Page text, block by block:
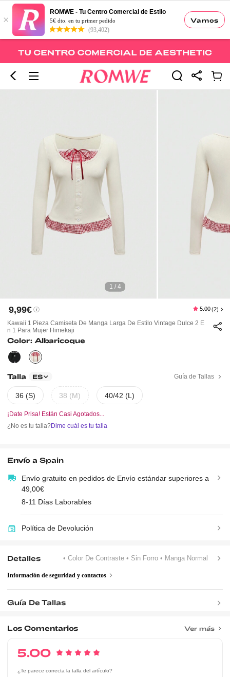
Vamos
×
ROMWE - Tu Centro Comercial de Estilo
5€ dto. en tu primer pedido
(93,402)
1 / 4
9,99€ 5.00 (2)
Kawaii 1 Pieza Camiseta De Manga Larga De Estilo Vintage Dulce 2 E
N 1 Para Mujer Himekaji
Color: Albaricoque
Talla ES Guía de Tallas
36 (S) 38 (M) 40/42 (L)
¡Date Prisa! Están Casi Agotados...
¿No es tu talla?Dime cuál es tu talla
Envío aSpain
Envío gratuito en pedidos de Envío estándar superiores a
49,00€
8-11 Días Laborables
Política de Devolución
Detalles • Color De Contraste• Sin Forro• Manga Normal
Información de seguridad y contactos
Guía De Tallas
Los Comentarios Ver más
5.00
¿Te parece correcta la talla del artículo?